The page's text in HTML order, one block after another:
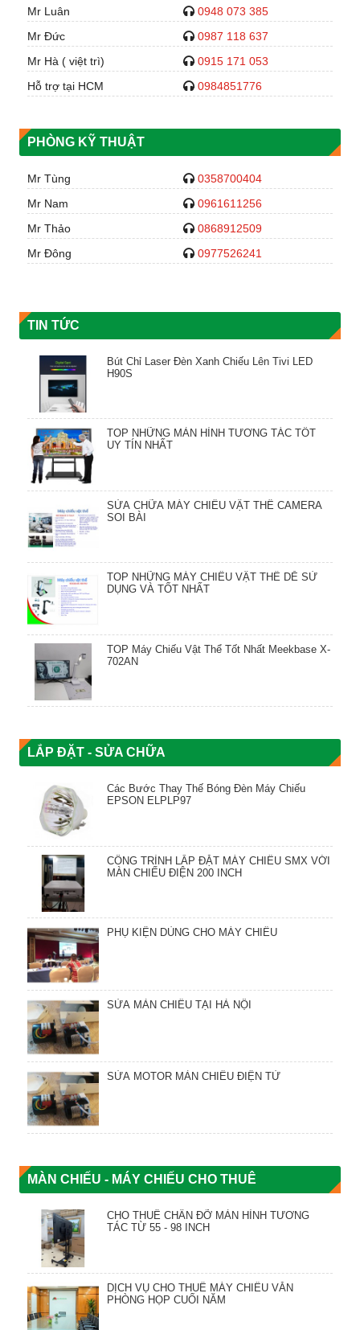
Mr Luân
0948 073 385
Mr Đức
0987 118 637
Mr Hà ( việt trì)
0915 171 053
Hỗ trợ tại HCM
0984851776
PHÒNG KỸ THUẬT
Mr Tùng
0358700404
Mr Nam
0961611256
Mr Thảo
0868912509
Mr Đông
0977526241
TIN TỨC
Bút Chỉ Laser Đèn Xanh Chiếu Lên Tivi LED
H90S
TOP NHỮNG MÀN HÌNH TƯƠNG TÁC TỐT
UY TÍN NHẤT
SỬA CHỮA MÁY CHIẾU VẬT THỂ CAMERA
SOI BÀI
TOP NHỮNG MÁY CHIẾU VẬT THỂ DỄ SỬ
DỤNG VÀ TỐT NHẤT
TOP Máy Chiếu Vật Thể Tốt Nhất Meekbase X-
702AN
LẮP ĐẶT - SỬA CHỮA
Các Bước Thay Thế Bóng Đèn Máy Chiếu
EPSON ELPLP97
CÔNG TRÌNH LẮP ĐẶT MÁY CHIẾU SMX VỚI
MÀN CHIẾU ĐIỆN 200 INCH
PHỤ KIỆN DÙNG CHO MÁY CHIẾU
SỬA MÀN CHIẾU TẠI HÀ NỘI
SỬA MOTOR MÀN CHIẾU ĐIỆN TỬ
MÀN CHIẾU - MÁY CHIẾU CHO THUÊ
CHO THUÊ CHÂN ĐỠ MÀN HÌNH TƯƠNG
TÁC TỪ 55 - 98 INCH
DỊCH VỤ CHO THUÊ MÁY CHIẾU VĂN
PHÒNG HỌP CUỐI NĂM